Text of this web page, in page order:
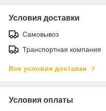
Условия доставки
Самовывоз
Транспортная компания
Все условия доставки
Условия оплаты